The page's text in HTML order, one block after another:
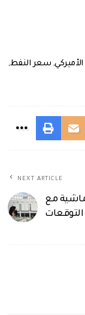
, سعر النفط,
NEXT ARTICLE
مع
التوقعات